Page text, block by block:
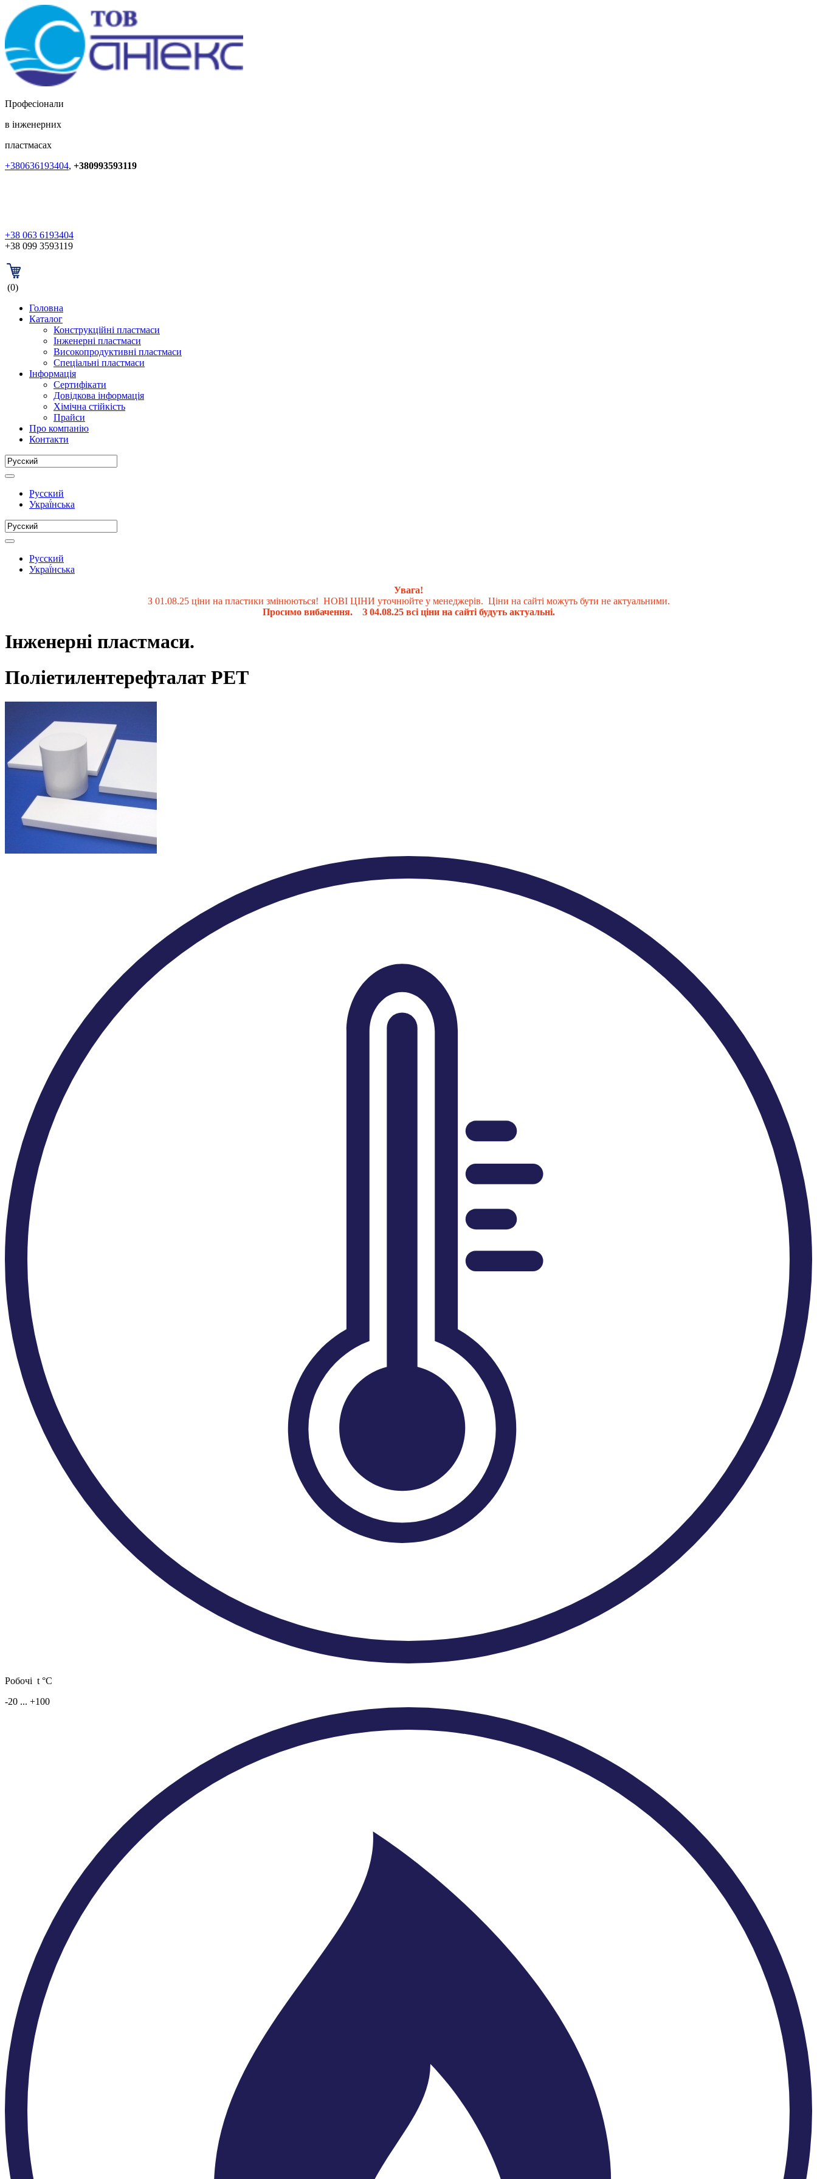
Професіонали
в інженерних
пластмасах
+380636193404, +380993593119
+38 063 6193404
+38 099 3593119
(0)
Головна
Каталог
Конструкційні пластмаси
Інженерні пластмаси
Високопродуктивні пластмаси
Спеціальні пластмаси
Інформація
Сертифікати
Довідкова інформація
Хімічна стійкість
Прайси
Про компанію
Контакти
Русский
Украї́нська
Русский
Украї́нська
Увага!
З 01.08.25 ціни на пластики змінюються! НОВІ ЦІНИ уточнюйте у менеджерів. Ціни на сайті можуть бути не актуальними.
Просимо вибачення. З 04.08.25 всі ціни на сайті будуть актуальні.
Інженерні пластмаси.
Поліетилентерефталат PET
Робочі t °C
-20 ... +100